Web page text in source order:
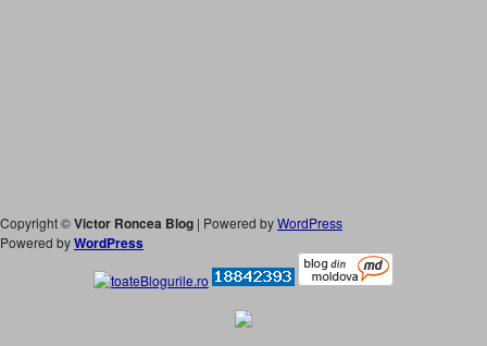
Copyright ©Victor Roncea Blog | Powered byWordPress
Powered byWordPress